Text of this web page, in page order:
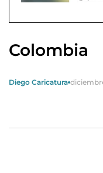
Colombia
Diego Caricatura